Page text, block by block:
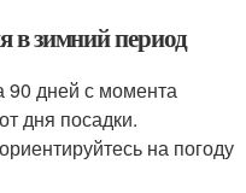
в зимний период
90 дней с момента
дня посадки.
на погоду